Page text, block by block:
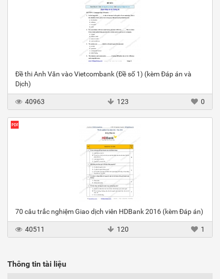
Đề thi Anh Văn vào Vietcombank (Đề số 1) (kèm Đáp án và
Dịch)
40963 123 0
70 câu trắc nghiệm Giao dịch viên HDBank 2016 (kèm Đáp án)
40511 120 1
Thông tin tài liệu